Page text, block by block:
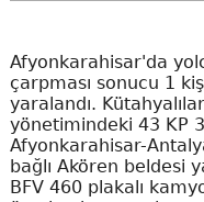
Afyonkarahisar'da
çarpması sonucu 1
yaralandı.
yönetimindeki 43 KP
Afyonkarahisar-
bağlı Akören beldesi
BFV 460 plakalı